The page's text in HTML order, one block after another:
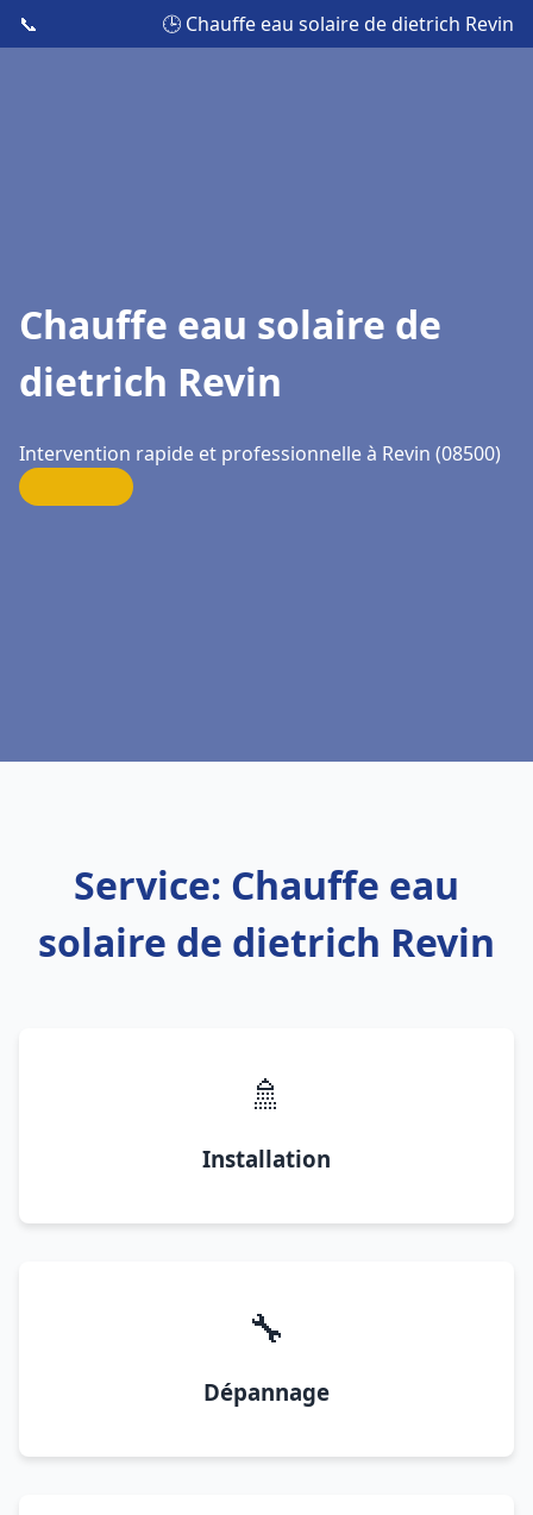
📞 🕒 Chauffe eau solaire de dietrich Revin
Chauffe eau solaire de
dietrich Revin
Intervention rapide et professionnelle à Revin (08500)
Service: Chauffe eau
solaire de dietrich Revin
🚿
Installation
🔧
Dépannage